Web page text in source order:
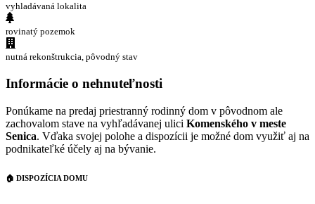
vyhladávaná lokalita
rovinatý pozemok
nutná rekonštrukcia, pôvodný stav
Informácie o nehnuteľnosti
Ponúkame na predaj priestranný rodinný dom v pôvodnom ale
zachovalom stave na vyhľadávanej ulici Komenského v meste
Senica. Vďaka svojej polohe a dispozícii je možné dom využiť aj na
podnikateľké účely aj na bývanie.
🏠 DISPOZÍCIA DOMU